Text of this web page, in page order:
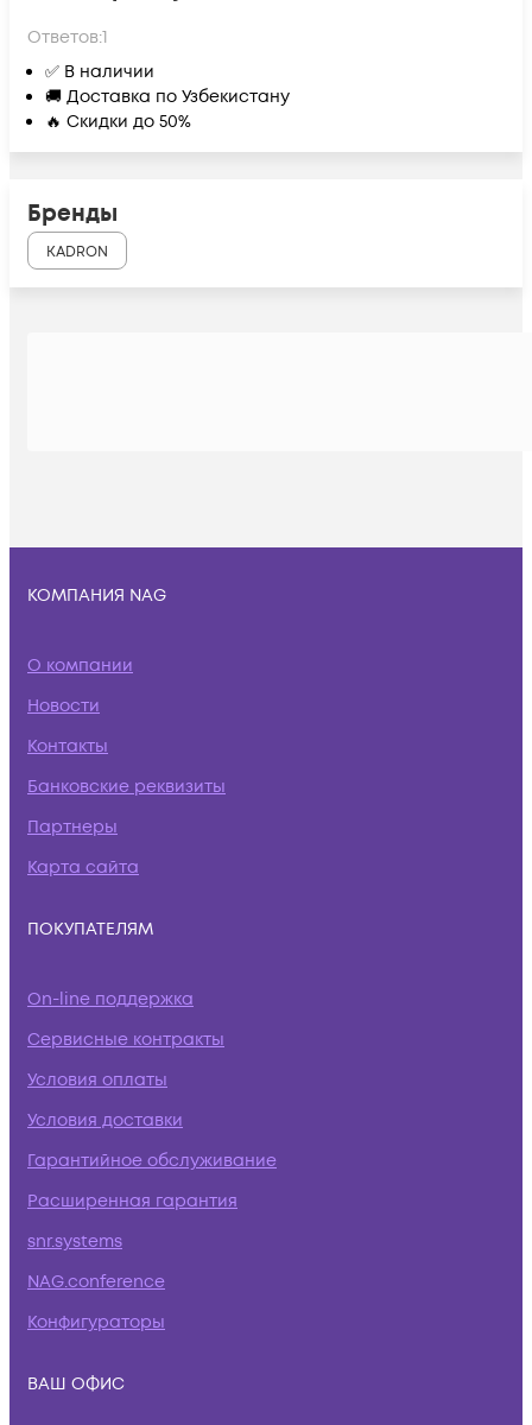
Ответов:1
✅ В наличии
🚚 Доставка по Узбекистану
🔥 Скидки до 50%
Бренды
KADRON
КОМПАНИЯ NAG
О компании
Новости
Контакты
Банковские реквизиты
Партнеры
Карта сайта
ПОКУПАТЕЛЯМ
On-line поддержка
Сервисные контракты
Условия оплаты
Условия доставки
Гарантийное обслуживание
Расширенная гарантия
snr.systems
NAG.conference
Конфигураторы
ВАШ ОФИС